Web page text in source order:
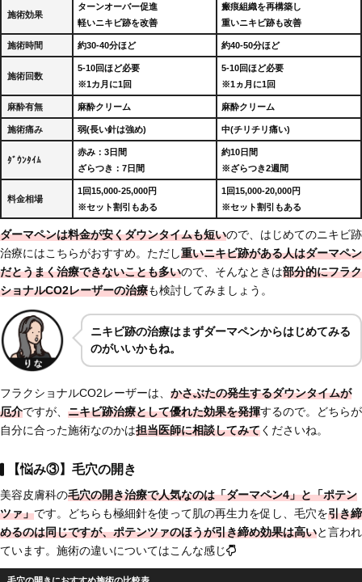
施術効果
ターンオーバー促進
軽いニキビ跡を改善
瘢痕組織を再構築し
重いニキビ跡も改善
施術時間 約30-40分ほど 約40-50分ほど
施術回数
5-10回ほど必要
※1カ月に1回
5-10回ほど必要
※1ヵ月に1回
麻酔有無 麻酔クリーム 麻酔クリーム
施術痛み 弱(長い針は強め) 中(チリチリ痛い)
ﾀﾞｳﾝﾀｲﾑ
赤み：3日間
ざらつき：7日間
約10日間
※ざらつき2週間
料金相場
1回15,000-25,000円
※セット割引もある
1回15,000-20,000円
※セット割引もある
ダーマペンは料金が安くダウンタイムも短いので、はじめてのニキビ跡
治療にはこちらがおすすめ。ただし重いニキビ跡がある人はダーマペン
だとうまく治療できないことも多いので、そんなときは部分的にフラク
ショナルCO2レーザーの治療も検討してみましょう。
ニキビ跡の治療はまずダーマペンからはじめてみる
のがいいかもね。
フラクショナルCO2レーザーは、 かさぶたの発生するダウンタイムが
厄介ですが、 ニキビ跡治療として優れた効果を発揮するので。どちらが
自分に合った施術なのかは担当医師に相談してみてくださいね。
【悩み③】毛穴の開き
美容皮膚科の毛穴の開き治療で人気なのは「ダーマペン4」と「ポテン
ツァ」です。どちらも極細針を使って肌の再生力を促し、毛穴を引き締
めるのは同じですが、ポテンツァのほうが引き締め効果は高いと言われ
ています。施術の違いについてはこんな感じ